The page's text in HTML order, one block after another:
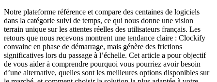
Notre plateforme référence et compare des centaines de logiciels
dans la catégorie suivi de temps, ce qui nous donne une vision
terrain unique sur les attentes réelles des utilisateurs français. Les
retours que nous recevons montrent une tendance claire : Clockify
convainc en phase de démarrage, mais génère des frictions
significatives lors du passage à l’échelle. Cet article a pour objectif
de vous aider à comprendre pourquoi vous pourriez avoir besoin
d’une alternative, quelles sont les meilleures options disponibles sur